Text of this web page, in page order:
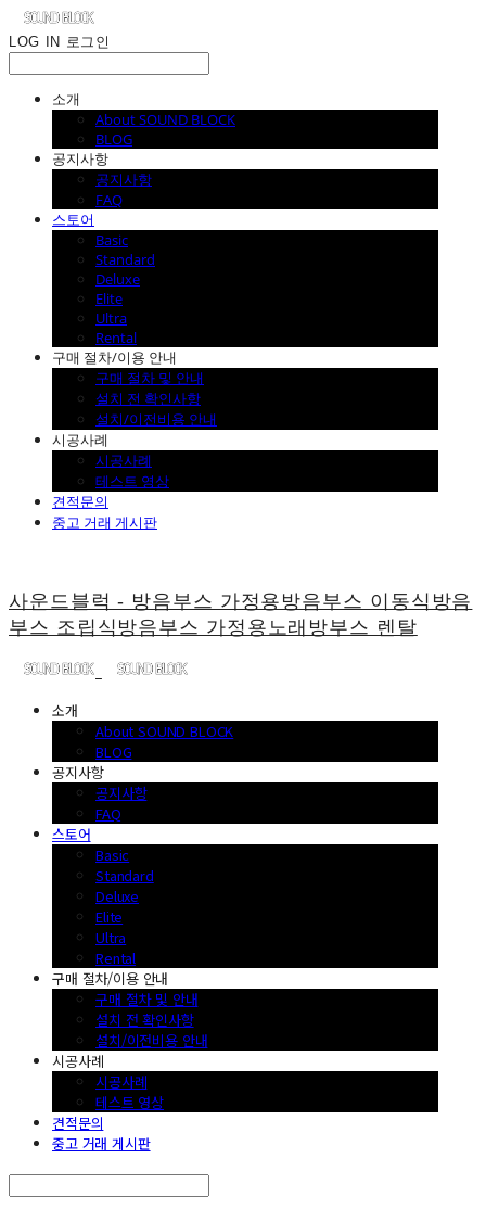
LOG IN 로그인
소개
About SOUND BLOCK
BLOG
공지사항
공지사항
FAQ
스토어
Basic
Standard
Deluxe
Elite
Ultra
Rental
구매 절차/이용 안내
구매 절차 및 안내
설치 전 확인사항
설치/이전비용 안내
시공사례
시공사례
테스트 영상
견적문의
중고 거래 게시판
사운드블럭 - 방음부스 가정용방음부스 이동식방음
부스 조립식방음부스 가정용노래방부스 렌탈
소개
About SOUND BLOCK
BLOG
공지사항
공지사항
FAQ
스토어
Basic
Standard
Deluxe
Elite
Ultra
Rental
구매 절차/이용 안내
구매 절차 및 안내
설치 전 확인사항
설치/이전비용 안내
시공사례
시공사례
테스트 영상
견적문의
중고 거래 게시판